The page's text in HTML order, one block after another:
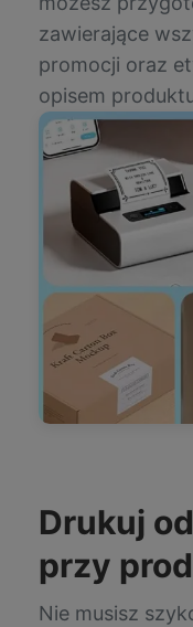
zawierające
promocji oraz
opisem
Drukuj
przy
Nie musisz